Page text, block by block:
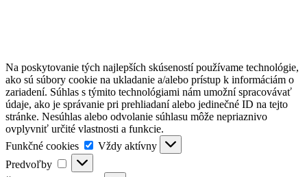
Na poskytovanie tých najlepších skúseností používame technológie,
ako sú súbory cookie na ukladanie a/alebo prístup k informáciám o
zariadení. Súhlas s týmito technológiami nám umožní spracovávať
údaje, ako je správanie pri prehliadaní alebo jedinečné ID na tejto
stránke. Nesúhlas alebo odvolanie súhlasu môže nepriaznivo
ovplyvniť určité vlastnosti a funkcie.
Funkčné cookies
Funkčné
cookies
Vždy aktívny
Predvoľby
Predvoľby